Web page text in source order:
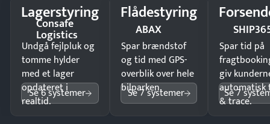
Lagerstyring
Consafe
Logistics
Undgå fejlpluk og
tomme hylder
med et lager
opdateret i
realtid.
Se 6 systemer
Flådestyring
ABAX
Spar brændstof
og tid med GPS-
overblik over hele
bilparken.
Se 7 systemer
Spar tid på
giv
automatisk
& trace.
Se 7